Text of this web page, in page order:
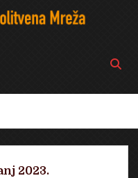
Open
bar
2023.